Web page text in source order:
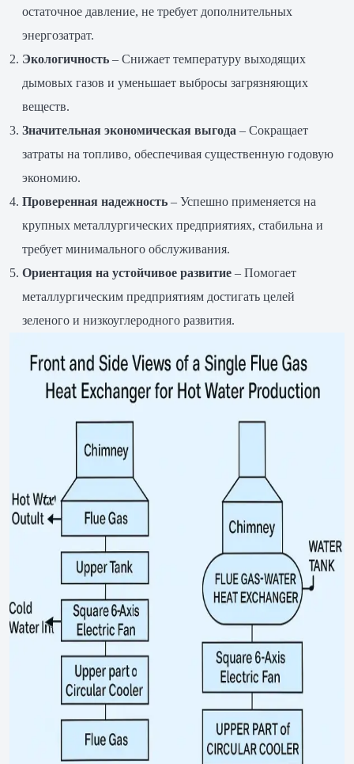
остаточное давление, не требует дополнительных
энергозатрат.
Экологичность– Снижает температуру выходящих
дымовых газов и уменьшает выбросы загрязняющих
веществ.
Значительная экономическая выгода – Сокращает
затраты на топливо, обеспечивая существенную годовую
экономию.
Проверенная надежность– Успешно применяется на
крупных металлургических предприятиях, стабильна и
требует минимального обслуживания.
Ориентация на устойчивое развитие– Помогает
металлургическим предприятиям достигать целей
зеленого и низкоуглеродного развития.